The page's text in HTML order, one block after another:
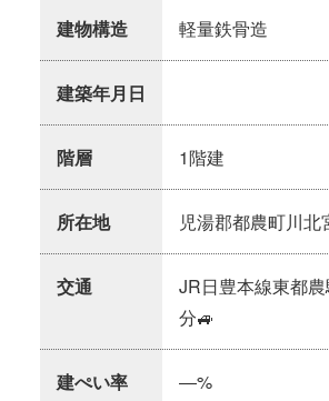
建物構造 軽量鉄骨造
建築年月日
階層 1階建
所在地 児湯郡都農町川北
交通
JR日豊本線東都
分🚙
建ぺい率 ―%